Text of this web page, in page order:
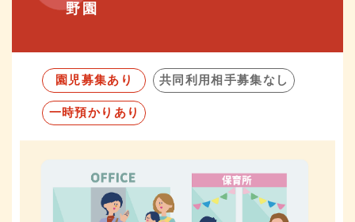
野園
園児募集あり 共同利用相手募集なし
一時預かりあり